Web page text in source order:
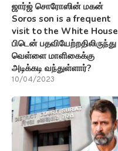
ஜார்ஜ் சொரோஸின் மகன்
Soros son is a frequent
visit to the White House
பிடென் பதவியேற்றதிலிருந்து
வெள்ளை மாளிகைக்கு
அடிக்கடி வந்துள்ளார்?
10/04/2023